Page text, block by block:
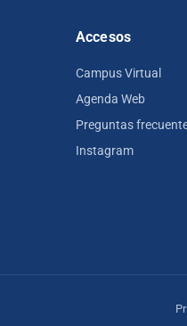
Accesos
Campus Virtual
Agenda Web
Preguntas
Instagram